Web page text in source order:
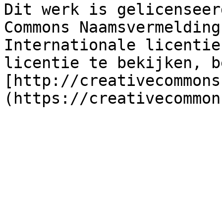
Dit werk is
Commons
Internationale licentie.
licentie te bekijken,
[http://